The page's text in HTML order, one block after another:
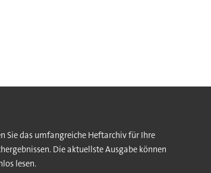
Sie das umfangreiche Heftarchiv für Ihre
Die aktuellste Ausgabe können
lesen.